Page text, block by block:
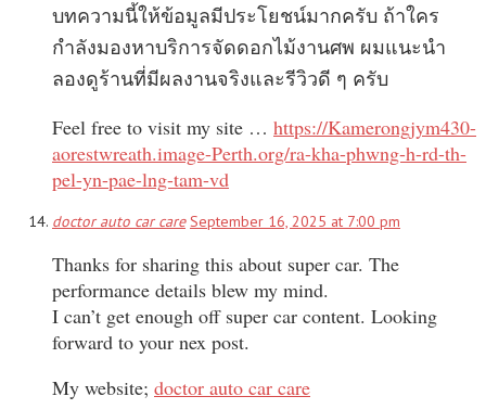
บทความนี้ให้ข้อมูลมีประโยชน์มากครับ ถ้าใคร
กำลังมองหาบริการจัดดอกไม้งานศพ ผมแนะนำ
ลองดูร้านที่มีผลงานจริงและรีวิวดี ๆ ครับ
Feel free to visit my site … https://Kamerongjym430-
aorestwreath.image-Perth.org/ra-kha-phwng-h-rd-th-
pel-yn-pae-lng-tam-vd
doctor auto car care September 16, 2025 at 7:00 pm
Thanks for sharing this about super car. The
performance details blew my mind.
I can’t get enough off super car content. Looking
forward to your nex post.
My website; doctor auto car care